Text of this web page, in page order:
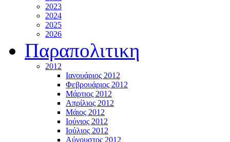
2023
2024
2025
2026
Παραπολιτικη
2012
Ιανουάριος 2012
Φεβρουάριος 2012
Μάρτιος 2012
Απρίλιος 2012
Μάιος 2012
Ιούνιος 2012
Ιούλιος 2012
Αύγουστος 2012